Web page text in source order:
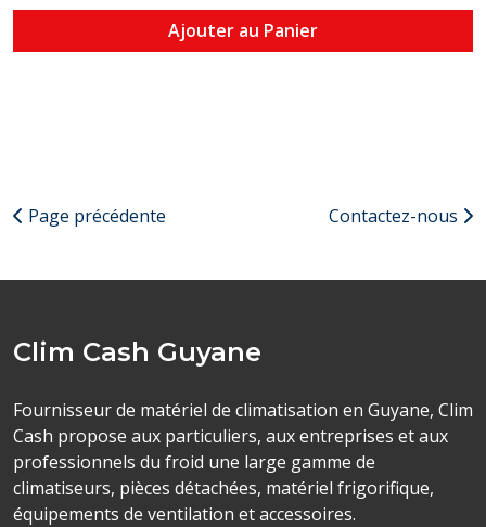
Ajouter au Panier
Page précédente Contactez-nous
Clim Cash Guyane
Fournisseur de matériel de climatisation en Guyane, Clim
Cash propose aux particuliers, aux entreprises et aux
professionnels du froid une large gamme de
climatiseurs, pièces détachées, matériel frigorifique,
équipements de ventilation et accessoires.